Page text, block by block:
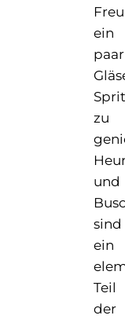
ein
paar
zu
und
sind
ein
Teil
der